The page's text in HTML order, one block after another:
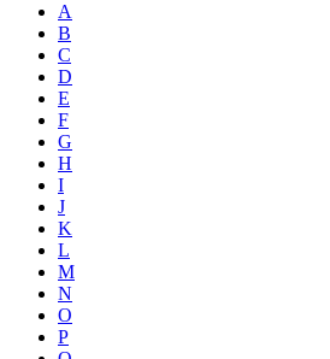
A
B
C
D
E
F
G
H
I
J
K
L
M
N
O
P